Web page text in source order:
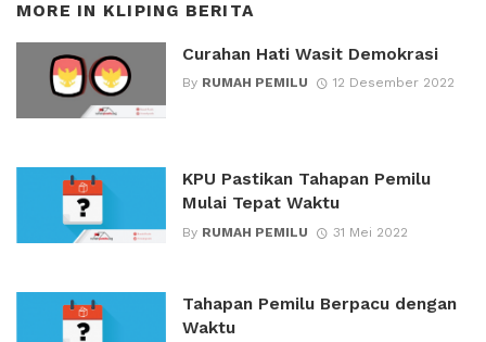
MORE IN KLIPING BERITA
Curahan Hati Wasit Demokrasi
By RUMAH PEMILU 12 Desember 2022
KPU Pastikan Tahapan Pemilu
Mulai Tepat Waktu
By RUMAH PEMILU 31 Mei 2022
Tahapan Pemilu Berpacu dengan
Waktu